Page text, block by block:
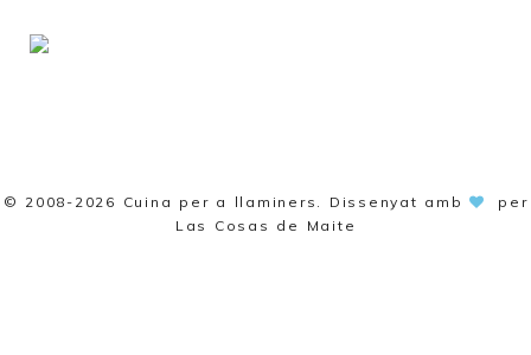
© 2008-2026 Cuina per a llaminers . Dissenyat amb
per
Las Cosas de Maite